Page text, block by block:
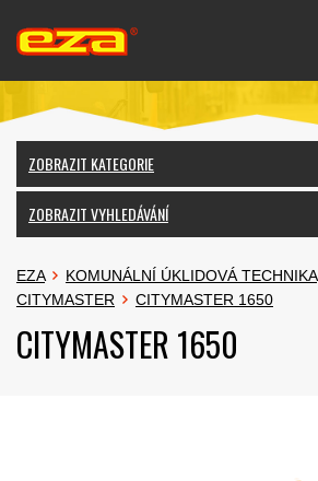
ZOBRAZIT KATEGORIE
ZOBRAZIT VYHLEDÁVÁNÍ
EZA KOMUNÁLNÍ ÚKLIDOVÁ TECHNIKA
CITYMASTER
CITYMASTER 1650
CITYMASTER 1650